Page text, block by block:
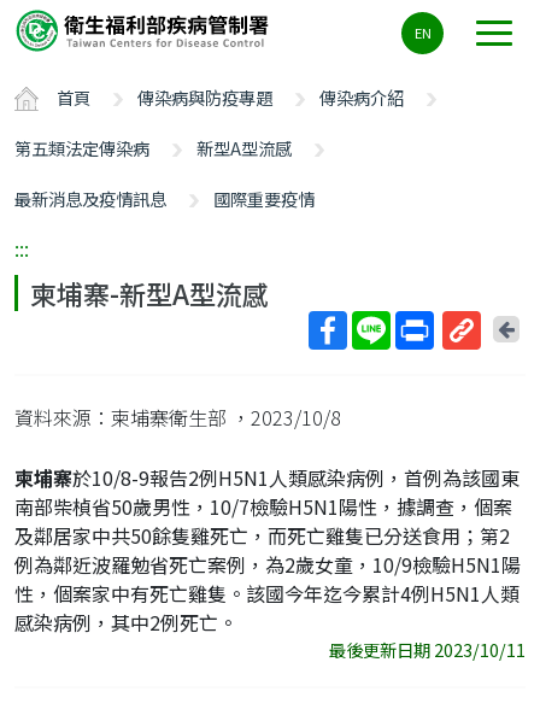
要
容
ALT+C
EN
首頁 傳染病與防疫專題
傳染病介紹
第五類法定傳染病
新型A型流感
最新消息及疫情訊息
國際重要疫情
:::
柬埔寨-新型A型流感
址
回
資料來源：柬埔寨衛生部 ，2023/10/8
柬埔寨於10/8-9報告2例H5N1人類感染病例，首例為該國東
南部柴楨省50歲男性，10/7檢驗H5N1陽性，據調查，個案
及鄰居家中共50餘隻雞死亡，而死亡雞隻已分送食用；第2
例為鄰近波羅勉省死亡案例，為2歲女童，10/9檢驗H5N1陽
性，個案家中有死亡雞隻。該國今年迄今累計4例H5N1人類
感染病例，其中2例死亡。
最後更新日期 2023/10/11